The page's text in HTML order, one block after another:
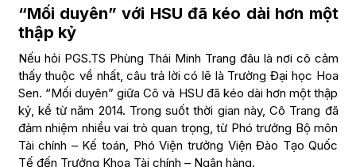
“Mối duyên” với HSU đã kéo dài hơn một
thập kỷ
Nếu hỏi PGS.TS Phùng Thái Minh Trang đâu là nơi cô cảm
thấy thuộc về nhất, câu trả lời có lẽ là Trường Đại học Hoa
Sen. “Mối duyên” giữa Cô và HSU đã kéo dài hơn một thập
kỷ, kể từ năm 2014. Trong suốt thời gian này, Cô Trang đã
đảm nhiệm nhiều vai trò quan trọng, từ Phó trưởng Bộ môn
Tài chính – Kế toán, Phó Viện trưởng Viện Đào Tạo Quốc
Tế đến Trưởng Khoa Tài chính – Ngân hàng.